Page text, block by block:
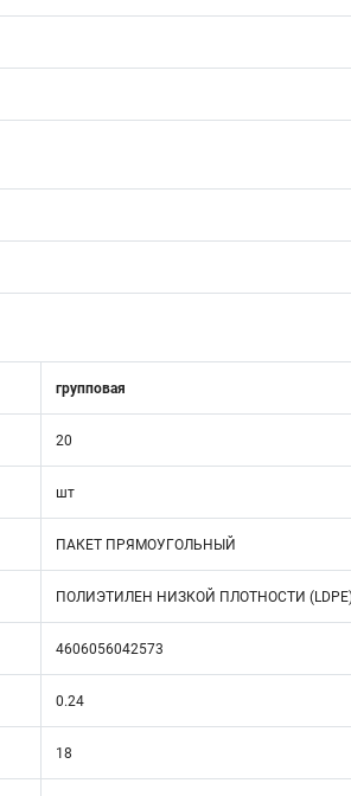
групповая
20
шт
ПАКЕТ ПРЯМОУГОЛЬНЫЙ
ПОЛИЭТИЛЕН НИЗКОЙ ПЛОТНОСТИ
4606056042573
0.24
18